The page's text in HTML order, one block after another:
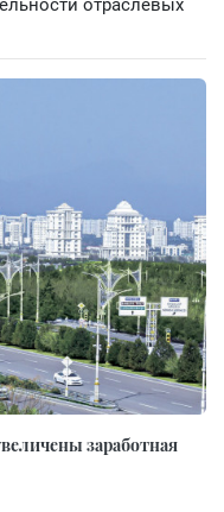
отраслевых
заработная